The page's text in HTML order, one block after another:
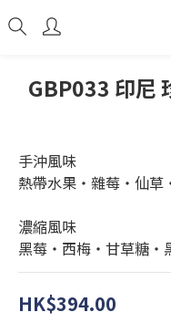
GBP033 印尼
手沖風味
熱帶水果・雜莓・仙草
濃縮風味
黑莓・西梅・甘草糖
HK$394.00